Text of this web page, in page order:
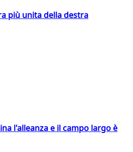
più unita della destra
l'alleanza e il campo largo è